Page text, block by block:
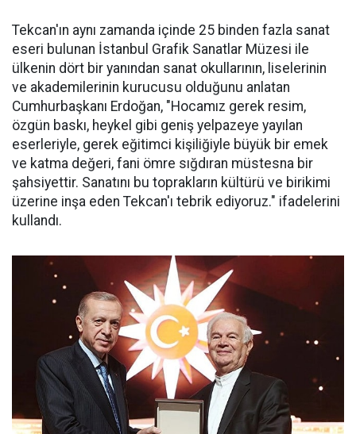
Tekcan'ın aynı zamanda içinde 25 binden fazla sanat
eseri bulunan İstanbul Grafik Sanatlar Müzesi ile
ülkenin dört bir yanından sanat okullarının, liselerinin
ve akademilerinin kurucusu olduğunu anlatan
Cumhurbaşkanı Erdoğan, "Hocamız gerek resim,
özgün baskı, heykel gibi geniş yelpazeye yayılan
eserleriyle, gerek eğitimci kişiliğiyle büyük bir emek
ve katma değeri, fani ömre sığdıran müstesna bir
şahsiyettir. Sanatını bu toprakların kültürü ve birikimi
üzerine inşa eden Tekcan'ı tebrik ediyoruz." ifadelerini
kullandı.